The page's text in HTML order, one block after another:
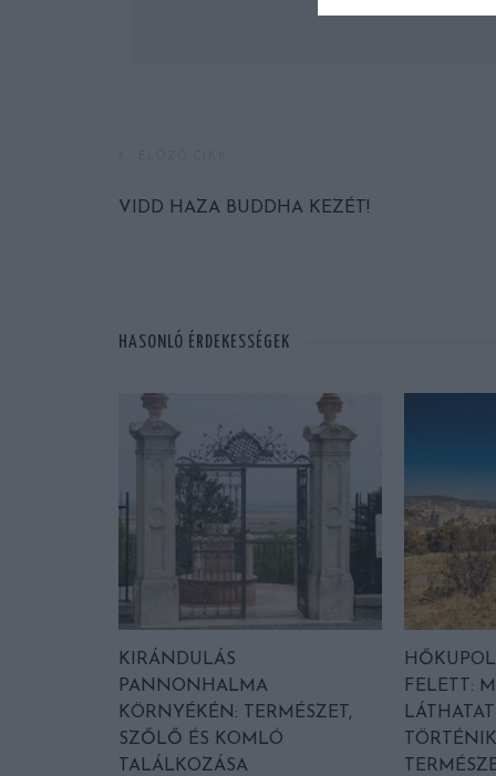
VIDD HAZA BUDDHA KEZÉT!
HASONLÓ ÉRDEKESSÉGEK
KIRÁNDULÁS
PANNONHALMA
KÖRNYÉKÉN: TERMÉSZET,
SZŐLŐ ÉS KOMLÓ
TALÁLKOZÁSA
FELETT: